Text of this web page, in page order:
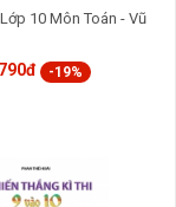
và tỉ mỉ trong
cấu trúc biến đổi
10 Môn Toán - Vũ
-19%